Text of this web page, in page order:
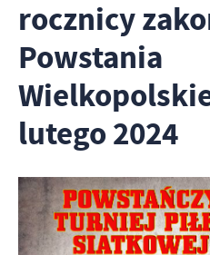
rocznicy
Powstania
lutego 2024